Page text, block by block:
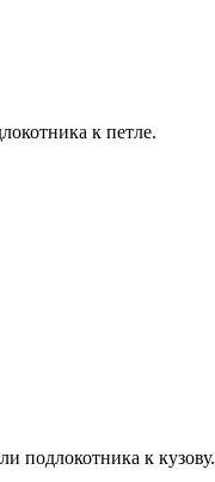
к петле.
подлокотника к кузову.